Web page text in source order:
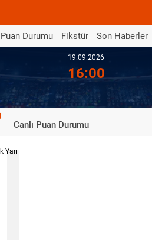
Puan Durumu Fikstür Son Haberler
19.09.2026
16:00
Canlı Puan Durumu
İlk Yarı